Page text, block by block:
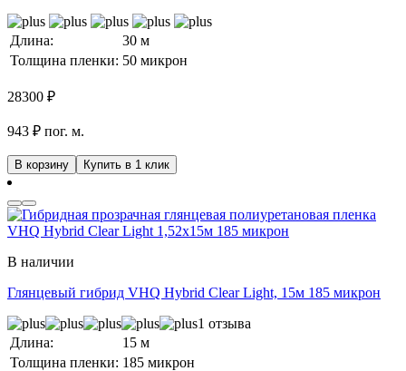
Длина:
30 м
Толщина пленки: 50 микрон
28300 ₽
943 ₽ пог. м.
В корзину Купить в 1 клик
В наличии
Глянцевый гибрид VHQ Hybrid Clear Light, 15м 185 микрон
1 отзыва
Длина:
15 м
Толщина пленки: 185 микрон